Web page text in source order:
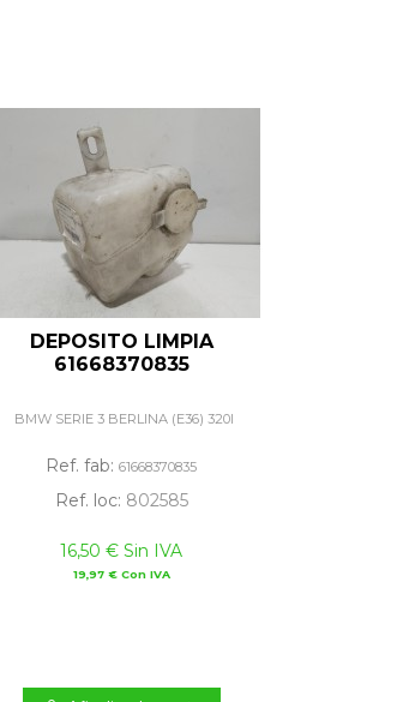
DEPOSITO LIMPIA
61668370835
BMW SERIE 3 BERLINA (E36) 320I
Ref. fab: 61668370835
Ref. loc: 802585
16,50 € Sin IVA
19,97 € Con IVA